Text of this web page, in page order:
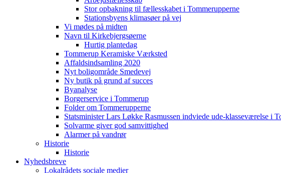
Stor opbakning til fællesskabet i Tommerupperne
Stationsbyens klimasøer på vej
Vi mødes på midten
Navn til Kirkebjergsøerne
Hurtig plantedag
Tommerup Keramiske Værksted
Affaldsindsamling 2020
Nyt boligområde Smedevej
Ny butik på grund af succes
Byanalyse
Borgerservice i Tommerup
Folder om Tommerupperne
Statsminister Lars Løkke Rasmussen indviede ude-klasseværelse i
Solvarme giver god samvittighed
Alarmer på vandrør
Historie
Historie
Nyhedsbreve
Lokalrådets sociale medier